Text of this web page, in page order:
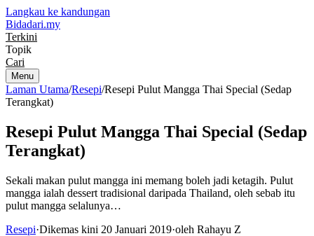
Langkau ke kandungan
Bidadari.my
Terkini
Topik
Cari
Menu
Laman Utama/Resepi/Resepi Pulut Mangga Thai Special (Sedap
Terangkat)
Resepi Pulut Mangga Thai Special (Sedap
Terangkat)
Sekali makan pulut mangga ini memang boleh jadi ketagih. Pulut
mangga ialah dessert tradisional daripada Thailand, oleh sebab itu
pulut mangga selalunya…
Resepi·Dikemas kini 20 Januari 2019·oleh Rahayu Z